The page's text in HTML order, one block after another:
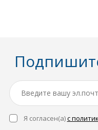
Я согласен(a)с